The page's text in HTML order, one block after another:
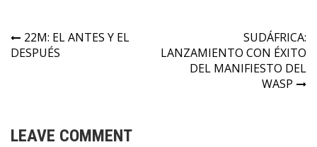
Navegación
de
22M: EL ANTES Y EL
DESPUÉS
SUDÁFRICA:
LANZAMIENTO CON ÉXITO
DEL MANIFIESTO DEL
WASP
LEAVE COMMENT